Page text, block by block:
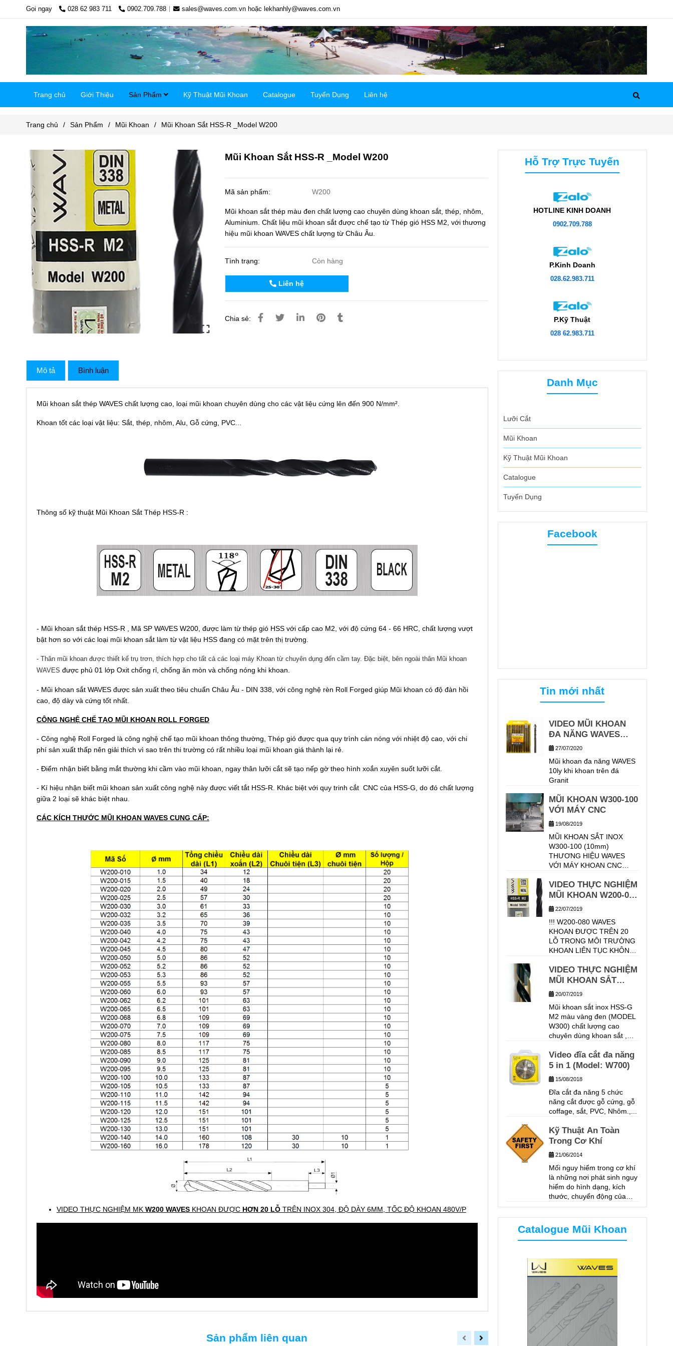
Gọi ngay 028 62 983 711 0902.709.788 sales@waves.com.vn hoặc lekhanhly@waves.com.vn
Trang chủ Giới Thiệu Sản Phẩm Kỹ Thuật Mũi Khoan Catalogue Tuyển Dụng Liên hệ
Trang chủ / Sản Phẩm / Mũi Khoan / Mũi Khoan Sắt HSS-R _Model W200
Mũi Khoan Sắt HSS-R _Model W200
Mã sản phẩm: W200
Mũi khoan sắt thép màu đen chất lượng cao chuyên dùng khoan sắt, thép, nhôm,
Aluminium. Chất liệu mũi khoan sắt được chế tạo từ Thép gió HSS M2, với thương
hiệu mũi khoan WAVES chất lượng từ Châu Âu.
Tình trạng: Còn hàng
Liên hệ
Chia sẻ:
Mô tả Bình luận
Mũi khoan sắt thép WAVES chất lượng cao, loại mũi khoan chuyên dùng cho các vật liệu cứng lên đến 900 N/mm².
Khoan tốt các loại vật liệu: Sắt, thép, nhôm, Alu, Gỗ cứng, PVC...
Thông số kỹ thuật Mũi Khoan Sắt Thép HSS-R :
- Mũi khoan sắt thép HSS-R , Mã SP WAVES W200, được làm từ thép gió HSS với cấp cao M2, với độ cứng 64 - 66 HRC, chất lượng vượt
bật hơn so với các loại mũi khoan sắt làm từ vật liệu HSS đang có mặt trên thị trường.
- Thân mũi khoan được thiết kế trụ trơn, thích hợp cho tất cả các loại máy Khoan từ chuyên dụng đến cầm tay. Đặc biệt, bên ngoài thân Mũi khoan
WAVES được phủ 01 lớp Oxit chống rỉ, chống ăn mòn và chống nóng khi khoan.
- Mũi khoan sắt WAVES được sản xuất theo tiêu chuẩn Châu Âu - DIN 338, với công nghệ rèn Roll Forged giúp Mũi khoan có độ đàn hồi
cao, độ dày và cứng tốt nhất.
CÔNG NGHỆ CHẾ TẠO MŨI KHOAN ROLL FORGED
- Công nghệ Roll Forged là công nghệ chế tạo mũi khoan thông thường, Thép gió được qua quy trình cán nóng với nhiệt độ cao, với chi
phí sản xuất thấp nên giải thích vì sao trên thi trường có rất nhiều loại mũi khoan giá thành lại rẻ.
- Điểm nhận biết bằng mắt thường khi cầm vào mũi khoan, ngay thân lưỡi cắt sẽ tạo nếp gờ theo hình xoắn xuyên suốt lưỡi cắt.
- Kí hiệu nhận biết mũi khoan sản xuất công nghệ này được viết tắt HSS-R. Khác biệt với quy trinh cắt CNC của HSS-G, do đó chất lượng
giữa 2 loại sẽ khác biệt nhau.
CÁC KÍCH THƯỚC MŨI KHOAN WAVES CUNG CẤP:
VIDEO THỰC NGHIỆM MK W200 WAVES KHOAN ĐƯỢC HƠN 20 LỖ TRÊN INOX 304, ĐỘ DÀY 6MM, TỐC ĐỘ KHOAN 480V/P
Sản phẩm liên quan
Hỗ Trợ Trực Tuyến
HOTLINE KINH DOANH
0902.709.788
P.Kinh Doanh
028.62.983.711
P.Kỹ Thuật
028 62.983.711
Danh Mục
Lưỡi Cắt
Mũi Khoan
Kỹ Thuật Mũi Khoan
Catalogue
Tuyển Dụng
Facebook
Tin mới nhất
VIDEO MŨI KHOAN
ĐA NĂNG WAVES
KHOAN TRÊN GẠCH
27/07/2020
Mũi khoan đa năng WAVES
10ly khi khoan trên đá
Granit
MŨI KHOAN W300-100
VỚI MÁY CNC
19/08/2019
MŨI KHOAN SẮT INOX
W300-100 (10mm)
THƯƠNG HIỆU WAVES
VỚI MÁY KHOAN CNC
THÉP HỢP KIM 40CR CHO
KẾT QUẢ KHOAN TRÊN 30
V/P CHẾ ĐỘ ĂN PHÔI TỰ
ĐỘNG: 0.12 MM/V BỀ DẦY
VẬT LIỆU KHOAN: 30MM
VIDEO THỰC NGHIỆM
MŨI KHOAN W200-080
TRÊN VẬT LIỆU INOX
TỐC ĐỘ KHOAN
480V/P
22/07/2019
!!! W200-080 WAVES
KHOAN ĐƯỢC TRÊN 20
LỖ TRONG MÔI TRƯỜNG
KHOAN LIÊN TỤC KHÔNG
VIDEO THỰC NGHIỆM
MŨI KHOAN SẮT
INOX W300
WAVES_MŨI KHOAN
CHẤT LƯỢNG CHÂU
ÂU
20/07/2019
Mũi khoan sắt inox HSS-G
M2 màu vàng đen (MODEL
W300) chất lượng cao
chuyên dùng khoan sắt ,
thương hiệu Waves được
sản xuất từ Thép gió HSS-
Grounded ( Tiện từ thanh
sắt ) theo tiêu chuẩn Đức
DIN 338 . DƯỚI ĐÂY LÀ
VIDEO THỰC NGHIỆM
ĐỘ DÀY 6MM, TỐC ĐỘ
KHOAN 480V/P
Video đĩa cắt đa năng
5 in 1 (Model: W700)
15/08/2018
Đĩa cắt đa năng 5 chức
năng cắt được gỗ cứng, gỗ
coffage, sắt, PVC, Nhôm.,...
Kỹ Thuật An Toàn
Trong Cơ Khí
21/06/2014
Mối nguy hiểm trong cơ khí
là những nơi phát sinh nguy
hiểm do hình dạng, kích
thước, chuyển động của
các phương tiện làm việc,
phương tiện trợ giúp,
phương tiện vận chuyển
trong quá trình lao động.
Catalogue Mũi Khoan